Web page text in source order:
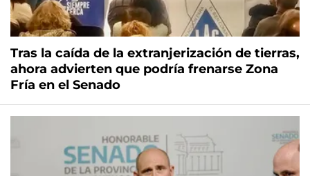
Tras la caída de la extranjerización de tierras,
ahora advierten que podría frenarse Zona
Fría en el Senado